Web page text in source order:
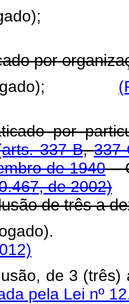
por
por
337-B,
de 1940–
de 2002)
de três a
de 3
pela Lei nº